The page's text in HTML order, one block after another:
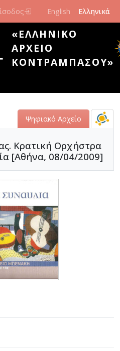
English Ελληνικά
«ΕΛΛΗΝΙΚΌ
ΑΡΧΕΊΟ
ΚΟΝΤΡΑΜΠΆΣΟΥ»
Ψηφιακό Αρχείο
Κρατική Ορχήστρα
[Αθήνα, 08/04/2009]